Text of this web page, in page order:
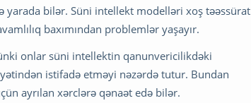
bilər. Süni intellekt modelləri xoş təəssürat
baxımından problemlər yaşayır.
onlar süni intellektin qanunvericilikdəki
istifadə etməyi nəzərdə tutur. Bundan
ayrılan xərclərə qənaət edə bilər.